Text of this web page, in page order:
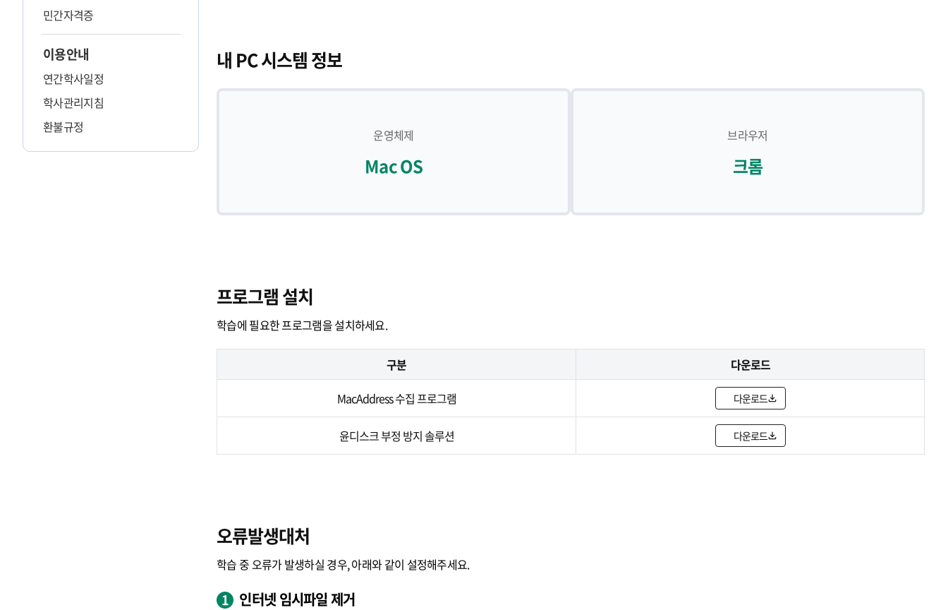
민간자격증
이용안내
연간학사일정
학사관리지침
환불규정
내 PC 시스템 정보
운영체제
Mac OS
브라우저
크롬
프로그램 설치
학습에 필요한 프로그램을 설치하세요.
구분
다운로드
MacAddress 수집 프로그램
다운로드
윤디스크 부정 방지 솔루션 다운로드
오류발생대처
학습 중 오류가 발생하실 경우, 아래와 같이 설정해주세요.
1 인터넷 임시파일 제거